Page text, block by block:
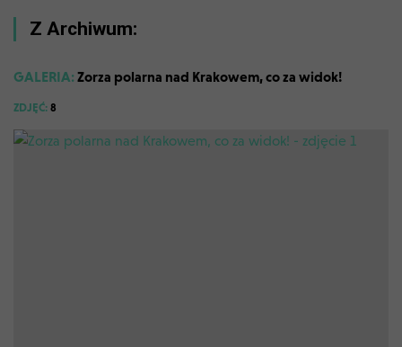
Z Archiwum:
GALERIA: Zorza polarna nad Krakowem, co za widok!
ZDJĘĆ: 8